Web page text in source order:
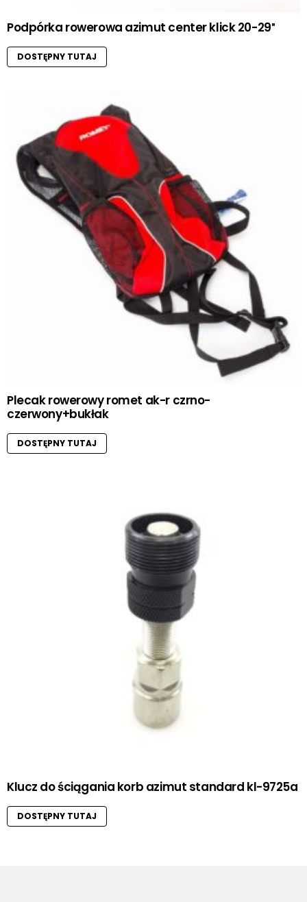
Podpórka rowerowa azimut center klick 20-29″
DOSTĘPNY TUTAJ
Plecak rowerowy romet ak-r czrno-
czerwony+bukłak
DOSTĘPNY TUTAJ
Klucz do ściągania korb azimut standard kl-9725a
DOSTĘPNY TUTAJ